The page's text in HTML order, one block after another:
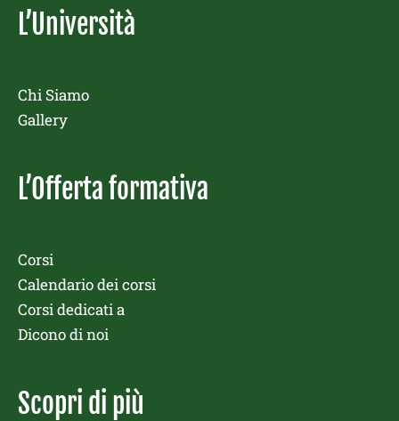
L’Università
Chi Siamo
Gallery
L’Offerta formativa
Corsi
Calendario dei corsi
Corsi dedicati a
Dicono di noi
Scopri di più